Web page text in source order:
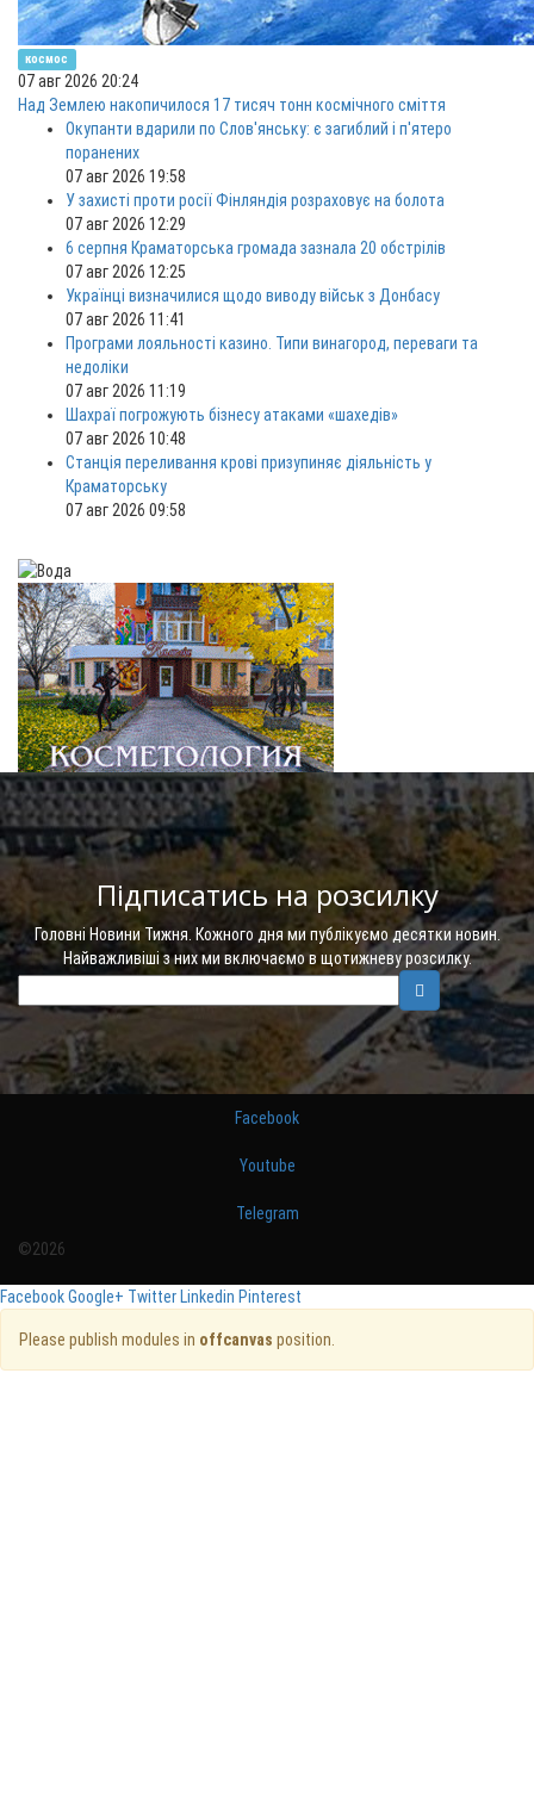
космос
07 авг 2026 20:24
Над Землею накопичилося 17 тисяч тонн космічного сміття
Окупанти вдарили по Слов'янську: є загиблий і п'ятеро
поранених
07 авг 2026 19:58
У захисті проти росії Фінляндія розраховує на болота
07 авг 2026 12:29
6 серпня Краматорська громада зазнала 20 обстрілів
07 авг 2026 12:25
Українці визначилися щодо виводу військ з Донбасу
07 авг 2026 11:41
Програми лояльності казино. Типи винагород, переваги та
недоліки
07 авг 2026 11:19
Шахраї погрожують бізнесу атаками «шахедів»
07 авг 2026 10:48
Станція переливання крові призупиняє діяльність у
Краматорську
07 авг 2026 09:58
Підписатись на розсилку
Головні Новини Тижня. Кожного дня ми публікуємо десятки новин.
Найважливіші з них ми включаємо в щотижневу розсилку.
Facebook
Youtube
Telegram
©2026
FacebookGoogle+ Twitter Linkedin Pinterest
Please publish modules in offcanvas position.